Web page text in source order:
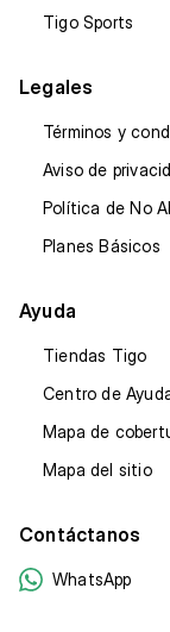
Tigo Sports
Legales
Términos y
Aviso de
Política de No
Planes Básicos
Ayuda
Tiendas Tigo
Centro de
Mapa de
Mapa del sitio
Contáctanos
WhatsApp